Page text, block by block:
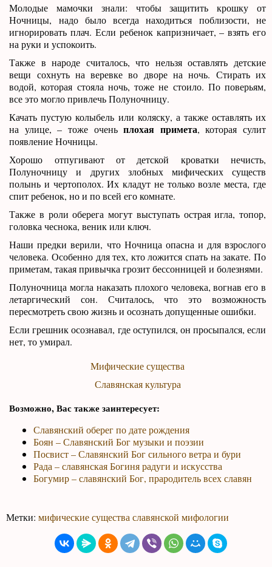
Молодые мамочки знали: чтобы защитить крошку от
Ночницы, надо было всегда находиться поблизости, не
игнорировать плач. Если ребенок капризничает, – взять его
на руки и успокоить.
Также в народе считалось, что нельзя оставлять детские
вещи сохнуть на веревке во дворе на ночь. Стирать их
водой, которая стояла ночь, тоже не стоило. По поверьям,
все это могло привлечь Полуночницу.
Качать пустую колыбель или коляску, а также оставлять их
на улице, – тоже оченьплохая примета, которая сулит
появление Ночницы.
Хорошо отпугивают от детской кроватки нечисть,
Полуночницу и других злобных мифических существ
полынь и чертополох. Их кладут не только возле места, где
спит ребенок, но и по всей его комнате.
Также в роли оберега могут выступать острая игла, топор,
головка чеснока, веник или ключ.
Наши предки верили, что Ночница опасна и для взрослого
человека. Особенно для тех, кто ложится спать на закате. По
приметам, такая привычка грозит бессонницей и болезнями.
Полуночница могла наказать плохого человека, вогнав его в
летаргический сон. Считалось, что это возможность
пересмотреть свою жизнь и осознать допущенные ошибки.
Если грешник осознавал, где оступился, он просыпался, если
нет, то умирал.
Мифические существа
Славянская культура
Возможно, Вас также заинтересует:
Славянский оберег по дате рождения
Боян – Славянский Бог музыки и поэзии
Посвист – Славянский Бог сильного ветра и бури
Рада – славянская Богиня радуги и искусства
Богумир – славянский Бог, прародитель всех славян
Метки:мифические существа славянской мифологии